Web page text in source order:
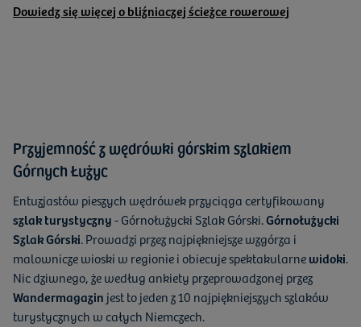
Dowiedz się więcej o bliźniaczej ścieżce rowerowej
Przyjemność z wędrówki górskim szlakiem
Górnych Łużyc
Entuzjastów pieszych wędrówek przyciąga certyfikowany
szlak turystyczny- Górnołużycki Szlak Górski.Górnołużycki
Szlak Górski. Prowadzi przez najpiękniejsze wzgórza i
malownicze wioski w regionie i obiecuje spektakularnewidoki.
Nic dziwnego, że według ankiety przeprowadzonej przez
Wandermagazin jest to jeden z 10 najpiękniejszych szlaków
turystycznych w całych Niemczech.